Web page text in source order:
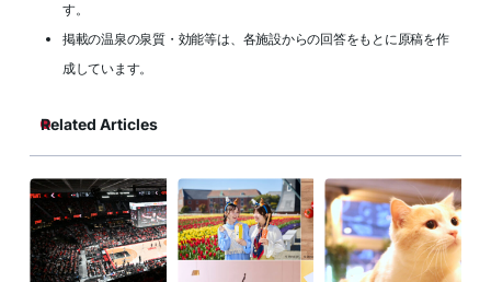
す。
掲載の温泉の泉質・効能等は、各施設からの回答をもとに原稿を作
成しています。
Related Articles